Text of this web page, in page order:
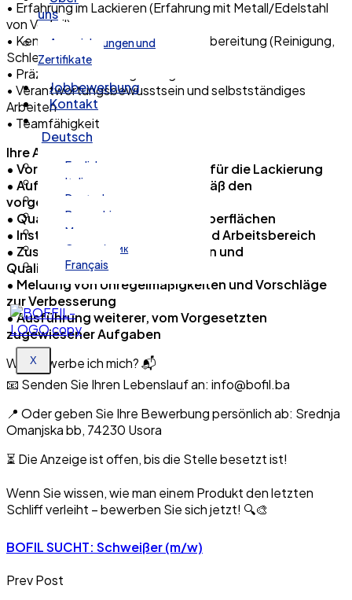
uns
Auszeichnungen und
Zertifikate
Jobbewerbung
Kontakt
Deutsch
English
Italiano
Deutsch
Bosanski
Magyar
Српски језик
Français
X
• Erfahrung im Lackieren (Erfahrung mit Metall/Edelstahl
von Vorteil)
• Kenntnisse in der Oberflächenvorbereitung (Reinigung,
Schleifen, Entfetten)
• Präzision und Detailgenauigkeit
• Verantwortungsbewusstsein und selbstständiges
Arbeiten
• Teamfähigkeit
Ihre Aufgaben?
• Vorbereitung von Oberflächen für die Lackierung
• Auftragen von Lack/Firnis gemäß den
vorgegebenen Standards
• Qualitätskontrolle lackierter Oberflächen
• Instandhaltung von Geräten und Arbeitsbereich
• Zusammenarbeit mit Produktion und
Qualitätskontrolle
• Meldung von Unregelmäßigkeiten und Vorschläge
zur Verbesserung
• Ausführung weiterer, vom Vorgesetzten
zugewiesener Aufgaben
Wie bewerbe ich mich? 📬
📧 Senden Sie Ihren Lebenslauf an: info@bofil.ba
📍 Oder geben Sie Ihre Bewerbung persönlich ab: Srednja
Omanjska bb, 74230 Usora
⏳ Die Anzeige ist offen, bis die Stelle besetzt ist!
Wenn Sie wissen, wie man einem Produkt den letzten
Schliff verleiht – bewerben Sie sich jetzt! 🔍🎨
BOFIL SUCHT: Schweißer (m/w)
Prev Post